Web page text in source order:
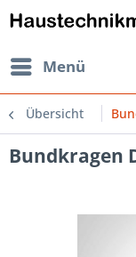
Menü
Übersicht
Bundkragen